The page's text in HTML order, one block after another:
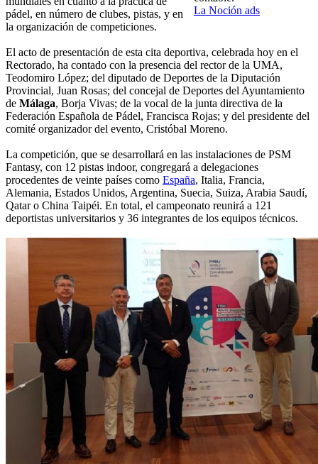
La Noción ads
pádel, en número de clubes, pistas, y en
la organización de competiciones.
El acto de presentación de esta cita deportiva, celebrada hoy en el
Rectorado, ha contado con la presencia del rector de la UMA,
Teodomiro López; del diputado de Deportes de la Diputación
Provincial, Juan Rosas; del concejal de Deportes del Ayuntamiento
de Málaga, Borja Vivas; de la vocal de la junta directiva de la
Federación Española de Pádel, Francisca Rojas; y del presidente del
comité organizador del evento, Cristóbal Moreno.
La competición, que se desarrollará en las instalaciones de PSM
Fantasy, con 12 pistas indoor, congregará a delegaciones
procedentes de veinte países como España, Italia, Francia,
Alemania, Estados Unidos, Argentina, Suecia, Suiza, Arabia Saudí,
Qatar o China Taipéi. En total, el campeonato reunirá a 121
deportistas universitarios y 36 integrantes de los equipos técnicos.